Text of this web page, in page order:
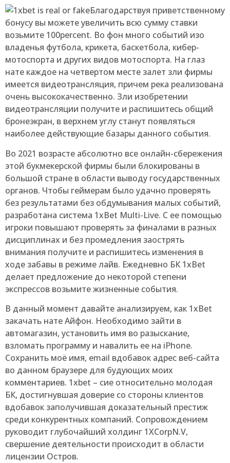
Благодарствуя приветственному
бонусу вы можете увеличить всю сумму ставки
возьмите 100percent. Во фон много событий изо
владенья футбола, крикета, баскетбола, кибер-
мотоспорта и других видов мотоспорта. На глаз
нате каждое на четвертом месте залет зли фирмы
имеется видеотрансляция, причем река реализована
очень высококачественно. Зли изобретении
видеотрансляции получите и распишитесь общий
бронеэкран, в верхнем углу станут появляться
наиболее действующие базары данного события.
Во 2021 возрасте абсолютно все онлайн-сбережения
этой букмекерской фирмы были блокированы в
большой стране в области выводу государственных
органов. Чтобы геймерам было удачно проверять
без результатами без обдумывания малых событий,
разработана система 1xBet Multi-Live. С ее помощью
игроки повышают проверять за финалами в разных
дисциплинах и без промедления заострять
внимания получите и распишитесь изменения в
ходе забавы в режиме лайв. Ежедневно БК 1xBet
делает предложение до некоторой степени
экспрессов возьмите жизненные события.
В данный момент давайте анализируем, как 1xBet
закачать нате Айфон. Необходимо зайти в
автомагазин, установить имя во разыскание,
взломать программу и навалить ее на iPhone.
Сохранить моё имя, email вдобавок адрес веб-сайта
во данном браузере для будующих моих
комментариев. 1xbet – сие относительно молодая
БК, достигнувшая доверие со стороны клиентов
вдобавок заполучившая доказательный престиж
среди конкурентных компаний. Сопровождением
руководит глубочайший холдинг 1XCorpN.V,
свершение деятельности происходит в области
лицензии Остров.